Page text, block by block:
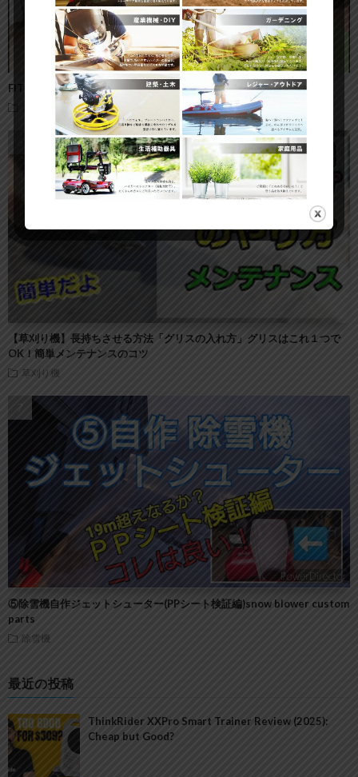
FITBOX（スピンバイク）の組み立て方・手順
スピンバイク
【草刈り機】長持ちさせる方法「グリスの入れ方」グリスはこれ１つで
OK！簡単メンテナンスのコツ
草刈り機
⑤除雪機自作ジェットシューター(PPシート検証編)snow blower custom
parts
除雪機
最近の投稿
ThinkRider XXPro Smart Trainer Review (2025):
Cheap but Good?